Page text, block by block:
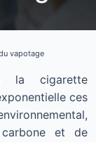
vapotage
la cigarette
ces
carbone et de